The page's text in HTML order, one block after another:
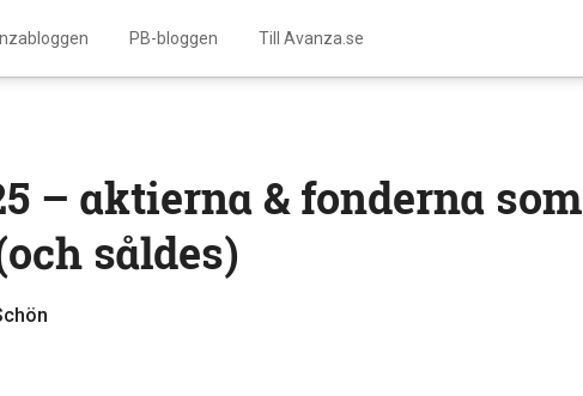
PB-bloggen Till Avanza.se
– aktierna & fonderna som
såldes)